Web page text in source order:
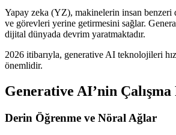
Yapay zeka (YZ), makinelerin insan benzeri
ve görevleri yerine getirmesini sağlar.
dijital dünyada devrim yaratmaktadır.
2026 itibarıyla, generative AI teknolojileri
önemlidir.
Generative AI’nin
Derin Öğrenme ve Nöral Ağlar